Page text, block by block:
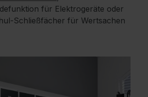
für Elektrogeräte oder
Schließfächer für Wertsachen